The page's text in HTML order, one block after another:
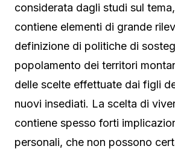
considerata dagli studi sul
contiene elementi di grande
definizione di politiche di
popolamento dei territori
delle scelte effettuate dai figli
nuovi insediati. La scelta di
contiene spesso forti
personali, che non possono